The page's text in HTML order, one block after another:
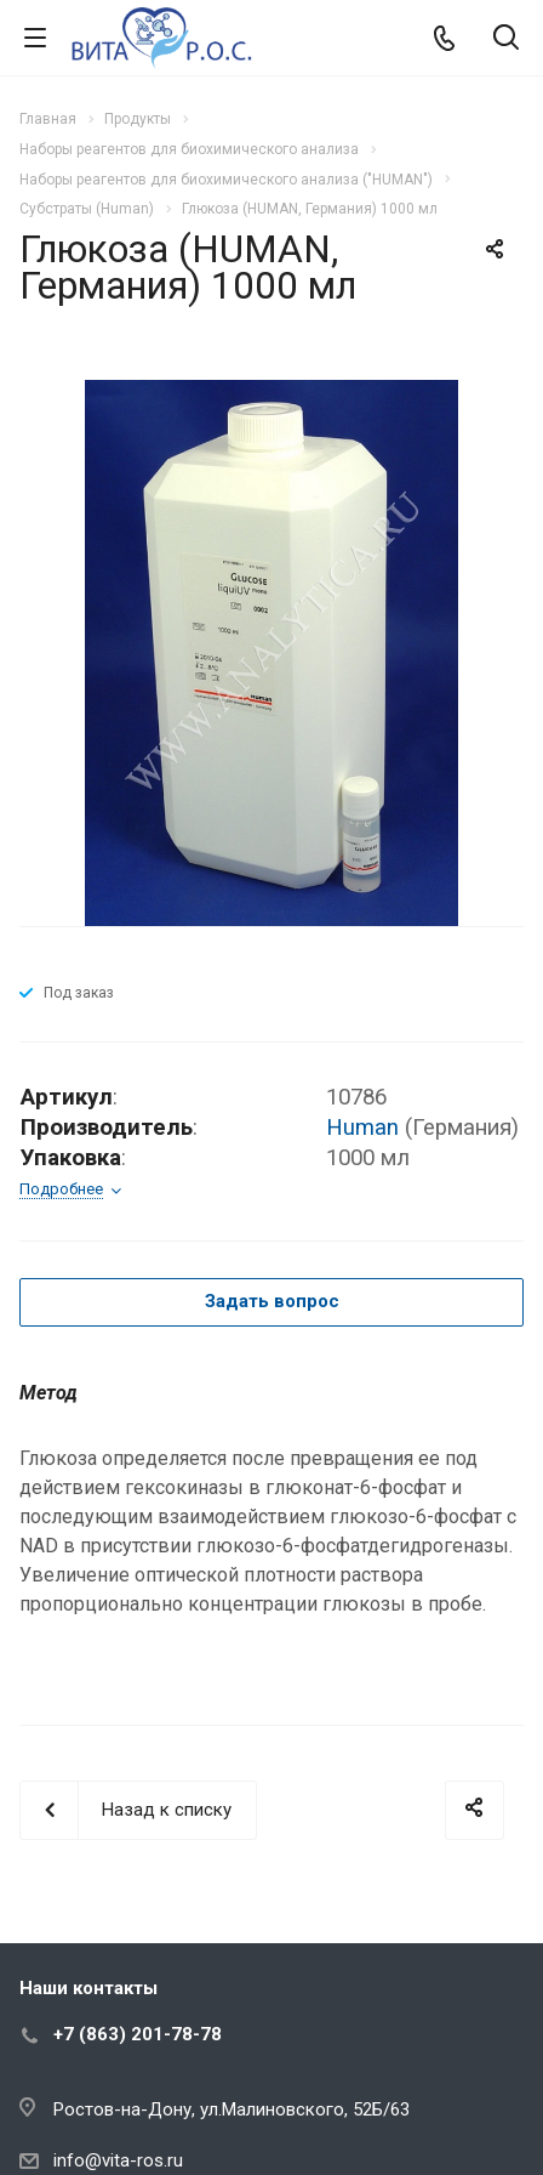
Главная
Продукты
Наборы реагентов для биохимического анализа
Наборы реагентов для биохимического анализа ("HUMAN")
Субстраты (Human)
Глюкоза (HUMAN, Германия) 1000 мл
Глюкоза (HUMAN,
Германия) 1000 мл
Под заказ
Артикул:
10786
Производитель: Human (Германия)
Упаковка: 1000 мл
Подробнее
Задать вопрос
Метод
Глюкоза определяется после превращения ее под
действием гексокиназы в глюконат-6-фосфат и
последующим взаимодействием глюкозо-6-фосфат с
NAD в присутствии глюкозо-6-фосфатдегидрогеназы.
Увеличение оптической плотности раствора
пропорционально концентрации глюкозы в пробе.
Назад к списку
Наши контакты
+7 (863) 201-78-78
Ростов-на-Дону, ул.Малиновского, 52Б/63
info@vita-ros.ru